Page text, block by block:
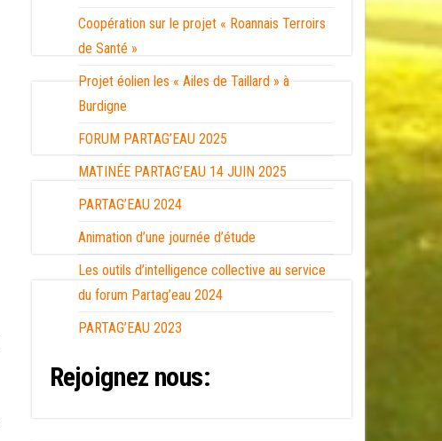
Coopération sur le projet « Roannais Terroirs
de Santé »
Projet éolien les « Ailes de Taillard » à
Burdigne
FORUM PARTAG’EAU 2025
MATINÉE PARTAG’EAU 14 JUIN 2025
PARTAG’EAU 2024
Animation d’une journée d’étude
Les outils d’intelligence collective au service
du forum Partag’eau 2024
PARTAG’EAU 2023
Rejoignez nous: